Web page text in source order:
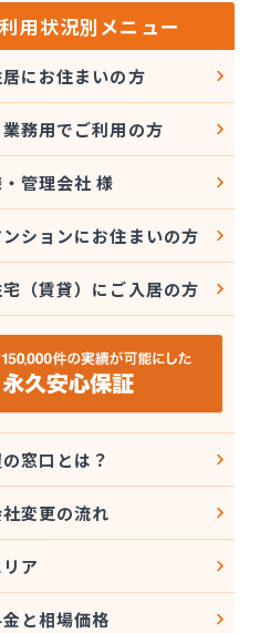
用状況別メニュー
にお住まいの方
務用でご利用の方
管理会社 様
ションにお住まいの方
（賃貸）にご入居の方
窓口とは？
変更の流れ
ア
と相場価格